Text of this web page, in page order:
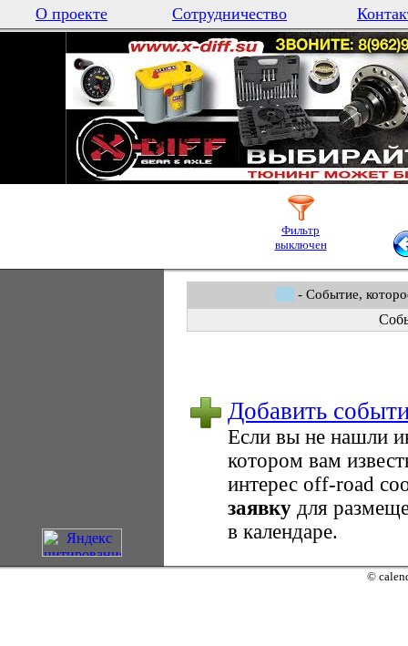
О проекте Сотрудничество
Фильтр
выключен
- Событие,
Добавить
Если вы не нашли
котором вам
интерес оff-road
заявку для
в календаре.
©